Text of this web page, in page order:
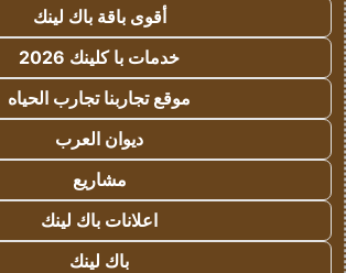
أقوى باقة باك لينك
خدمات با كلينك 2026
موقع تجاربنا تجارب الحياه
ديوان العرب
مشاريع
اعلانات باك لينك
باك لينك